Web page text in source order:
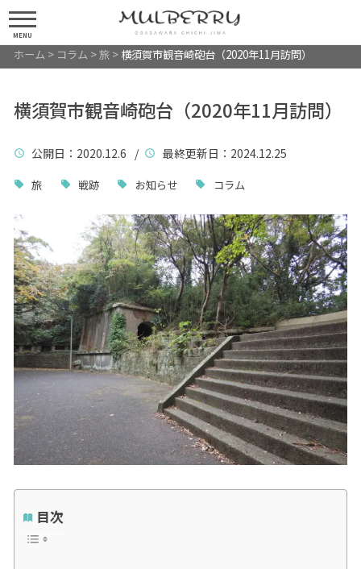
MENU
ホーム > コラム >旅> 横須賀市観音崎砲台（2020年11月訪問）
横須賀市観音崎砲台（2020年11月訪問）
公開日 ：2020.12.6 / 最終更新日 ：2024.12.25
旅 戦跡 お知らせ コラム
目次